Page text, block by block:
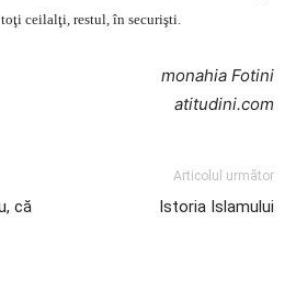
ceilalţi, restul, în securişti.
monahia Fotini
atitudini.com
că
Articolul următor
Istoria Islamului